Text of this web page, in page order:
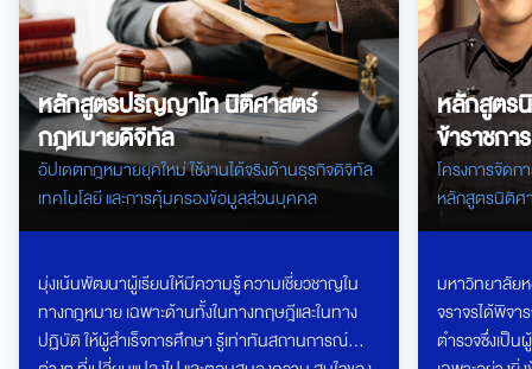
หลักสูตรปริญญาโท นิติศาสตร์
กฎหมายดิจิทัล
อัปเดตกฎหมายยุคใหม่ ใช้งานได้จริงด้านธุรกิจดิจิทัล
เทคโนโลยี และการคุ้มครองข้อมูลส่วนบุคคล
มุ่งเน้นพัฒนาผู้เรียนให้มีความรู้ ความเชี่ยวชาญใน
ทางกฎหมาย เฉพาะด้านทั้งในทางทฤษฎีและในทาง
ปฏิบัติ ให้ผู้สำเร็จการศึกษา รู้เท่าทันสถานการณ์
หลักสูตร
ข้าราชกา
โครงการจัดก
หลักสูตรนิติ
มหาวิทยาลัย
จราจรได้พิจา
ตำรวจซึ่งเป็น